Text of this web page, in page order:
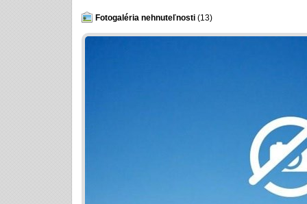
nachádza na prízemí, ma samostatné
jacuzzi. Dobová architektúra, atraktívna
Fotogaléria nehnuteľnosti (13)